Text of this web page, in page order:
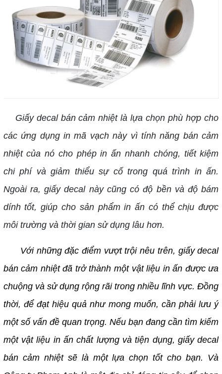
Giấy decal bán cảm nhiệt là lựa chọn phù hợp cho
các ứng dụng in mã vạch này vì tính năng bán cảm
nhiệt của nó cho phép in ấn nhanh chóng, tiết kiệm
chi phí và giảm thiểu sự cố trong quá trình in ấn.
Ngoài ra, giấy decal này cũng có độ bền và độ bám
dính tốt, giúp cho sản phẩm in ấn có thể chịu được
môi trường và thời gian sử dụng lâu hơn.
Với những đặc điểm vượt trội nêu trên, giấy decal
bán cảm nhiệt đã trở thành một vật liệu in ấn được ưa
chuộng và sử dụng rộng rãi trong nhiều lĩnh vực. Đồng
thời, để đạt hiệu quả như mong muốn, cần phải lưu ý
một số vấn đề quan trọng. Nếu bạn đang cần tìm kiếm
một vật liệu in ấn chất lượng và tiện dụng, giấy decal
bán cảm nhiệt sẽ là một lựa chọn tốt cho bạn. Và